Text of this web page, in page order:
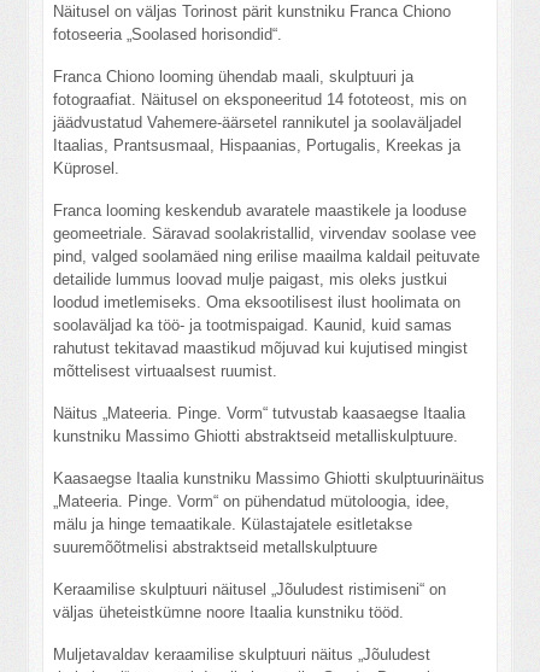
Näitusel on väljas Torinost pärit kunstniku Franca Chiono
fotoseeria „Soolased horisondid“.
Franca Chiono looming ühendab maali, skulptuuri ja
fotograafiat. Näitusel on eksponeeritud 14 fototeost, mis on
jäädvustatud Vahemere-äärsetel rannikutel ja soolaväljadel
Itaalias, Prantsusmaal, Hispaanias, Portugalis, Kreekas ja
Küprosel.
Franca looming keskendub avaratele maastikele ja looduse
geomeetriale. Säravad soolakristallid, virvendav soolase vee
pind, valged soolamäed ning erilise maailma kaldail peituvate
detailide lummus loovad mulje paigast, mis oleks justkui
loodud imetlemiseks. Oma eksootilisest ilust hoolimata on
soolaväljad ka töö- ja tootmispaigad. Kaunid, kuid samas
rahutust tekitavad maastikud mõjuvad kui kujutised mingist
mõttelisest virtuaalsest ruumist.
Näitus „Mateeria. Pinge. Vorm“ tutvustab kaasaegse Itaalia
kunstniku Massimo Ghiotti abstraktseid metalliskulptuure.
Kaasaegse Itaalia kunstniku Massimo Ghiotti skulptuurinäitus
„Mateeria. Pinge. Vorm“ on pühendatud mütoloogia, idee,
mälu ja hinge temaatikale. Külastajatele esitletakse
suuremõõtmelisi abstraktseid metallskulptuure
Keraamilise skulptuuri näitusel „Jõuludest ristimiseni“ on
väljas üheteistkümne noore Itaalia kunstniku tööd.
Muljetavaldav keraamilise skulptuuri näitus „Jõuludest